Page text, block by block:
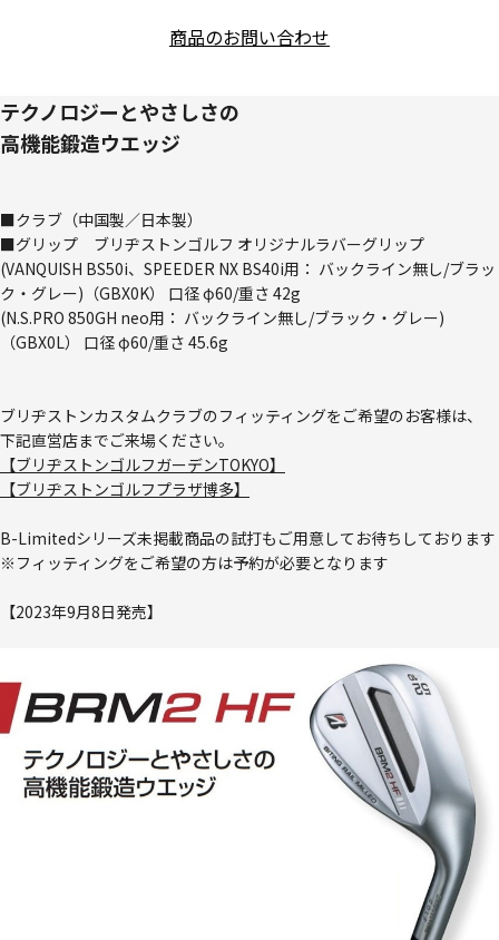
商品のお問い合わせ
テクノロジーとやさしさの
高機能鍛造ウエッジ
■クラブ（中国製／日本製）
■グリップ ブリヂストンゴルフ オリジナルラバーグリップ
(VANQUISH BS50i、SPEEDER NX BS40i用： バックライン無し/ブラッ
ク・グレー)（GBX0K） 口径 φ60/重さ 42g
(N.S.PRO 850GH neo用： バックライン無し/ブラック・グレー)
（GBX0L） 口径 φ60/重さ 45.6g
ブリヂストンカスタムクラブのフィッティングをご希望のお客様は、
下記直営店までご来場ください。
【ブリヂストンゴルフガーデンTOKYO】
【ブリヂストンゴルフプラザ博多】
B-Limitedシリーズ未掲載商品の試打もご用意してお待ちしております
※フィッティングをご希望の方は予約が必要となります
【2023年9月8日発売】